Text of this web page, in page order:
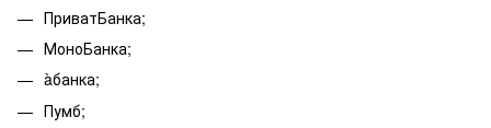
ПриватБанка;
МоноБанка;
àбанка;
Пумб;